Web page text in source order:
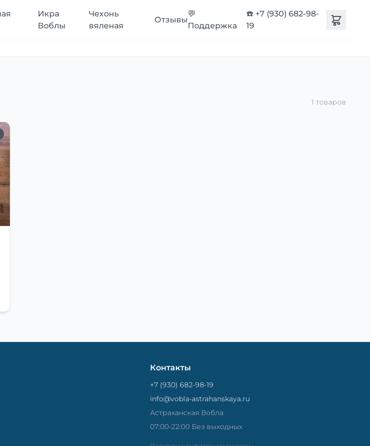
Икра
Воблы
Чехонь
вяленая
Отзывы
💬
Поддержка
☎️ +7 (930) 682-98-
19
1 товаров
Контакты
+7 (930) 682-98-19
info@vobla-astrahanskaya.ru
Астраханская Вобла
07:00-22:00 Без выходных